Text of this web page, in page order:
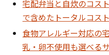
宅配弁当と自炊のコス
で含めたトータルコス
食物アレルギー対応の
乳・卵不使用も選べる